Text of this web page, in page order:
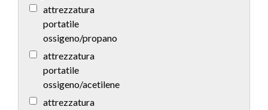
attrezzatura
portatile
ossigeno/propano
attrezzatura
portatile
ossigeno/acetilene
attrezzatura